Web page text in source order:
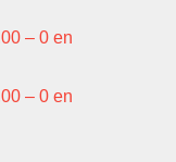
– 0 en
– 0 en